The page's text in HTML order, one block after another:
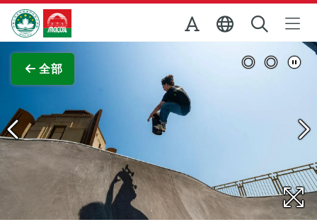
跳至主内容
澳门特别行政区政府旅游局
全部